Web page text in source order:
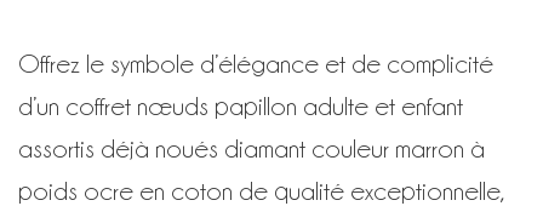
Offrez le symbole d’élégance et de complicité
d’un coffret nœuds papillon adulte et enfant
assortis déjà noués diamant couleur marron à
poids ocre en coton de qualité exceptionnelle,